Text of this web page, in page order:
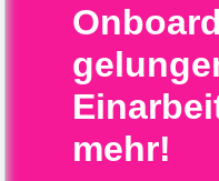
mehr!